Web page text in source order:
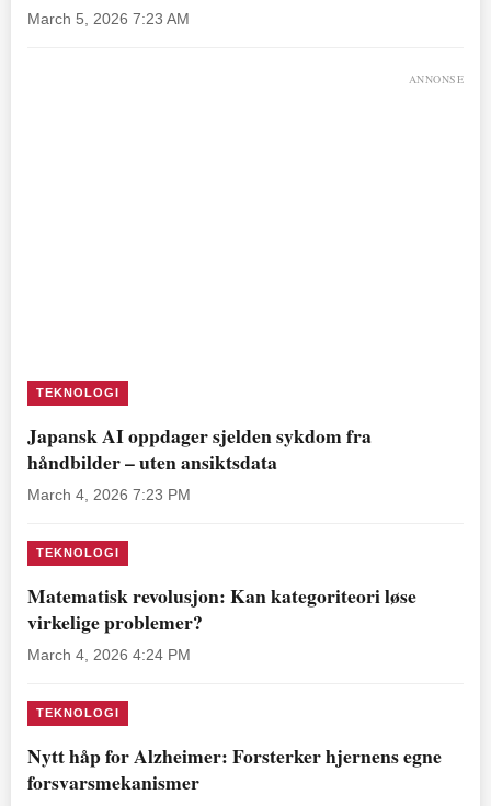
March 5, 2026 7:23 AM
ANNONSE
TEKNOLOGI
Japansk AI oppdager sjelden sykdom fra
håndbilder – uten ansiktsdata
March 4, 2026 7:23 PM
TEKNOLOGI
Matematisk revolusjon: Kan kategoriteori løse
virkelige problemer?
March 4, 2026 4:24 PM
TEKNOLOGI
Nytt håp for Alzheimer: Forsterker hjernens egne
forsvarsmekanismer